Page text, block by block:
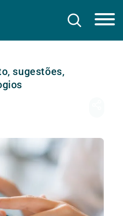
sugestões,